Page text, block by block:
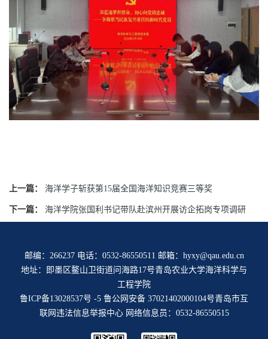
上一篇： 海洋学子斩获第15届全国海洋知识竞赛三等奖
下一篇： 海洋学院张国利书记带队赴滨州开展访企拓岗专项调研
邮编：266237 电话：0532-86550511 邮箱：hyxy@qau.edu.cn
地址：即墨区鳌山卫街道问海路17号青岛农业大学海洋科学与
工程学院
鲁ICP备13028537号 -5 鲁公网安备 37021402000104号青岛市互
联网违法信息举报中心网络信息员：0532-86550515